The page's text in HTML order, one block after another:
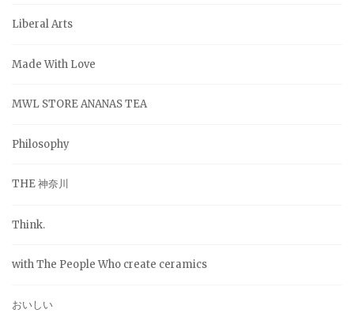
Liberal Arts
Made With Love
MWL STORE ANANAS TEA
Philosophy
THE 神奈川
Think.
with The People Who create ceramics
おいしい